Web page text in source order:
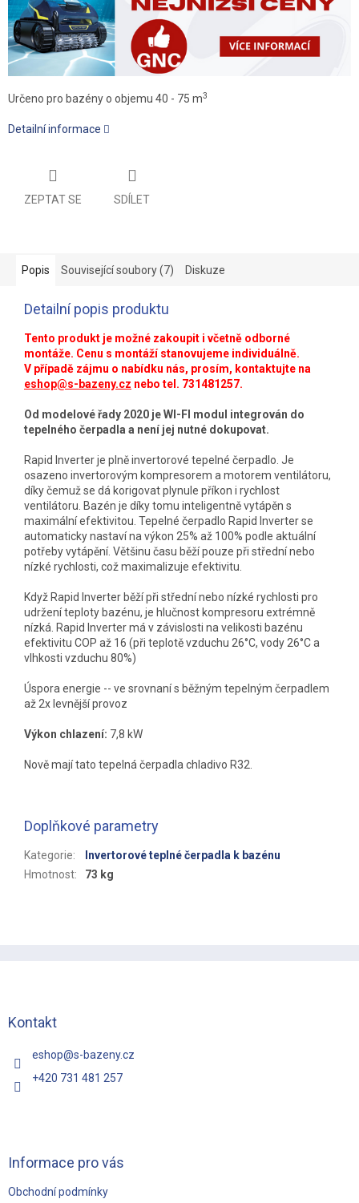
Určeno pro bazény o objemu 40 - 75 m3
Detailní informace
ZEPTAT SE SDÍLET
Popis Související soubory (7) Diskuze
Detailní popis produktu
Tento produkt je možné zakoupit i včetně odborné
montáže. Cenu s montáží stanovujeme individuálně.
V případě zájmu o nabídku nás, prosím, kontaktujte na
eshop@s-bazeny.cz nebo tel. 731481257.
Od modelové řady 2020 je WI-FI modul integrován do
tepelného čerpadla a není jej nutné dokupovat.
Rapid Inverter je plně invertorové tepelné čerpadlo. Je
osazeno invertorovým kompresorem a motorem ventilátoru,
díky čemuž se dá korigovat plynule příkon i rychlost
ventilátoru. Bazén je díky tomu inteligentně vytápěn s
maximální efektivitou. Tepelné čerpadlo Rapid Inverter se
automaticky nastaví na výkon 25% až 100% podle aktuální
potřeby vytápění. Většinu času běží pouze při střední nebo
nízké rychlosti, což maximalizuje efektivitu.
Když Rapid Inverter běží při střední nebo nízké rychlosti pro
udržení teploty bazénu, je hlučnost kompresoru extrémně
nízká. Rapid Inverter má v závislosti na velikosti bazénu
efektivitu COP až 16 (při teplotě vzduchu 26°C, vody 26°C a
vlhkosti vzduchu 80%)
Úspora energie -- ve srovnaní s běžným tepelným čerpadlem
až 2x levnější provoz
Výkon chlazení: 7,8 kW
Nově mají tato tepelná čerpadla chladivo R32.
Doplňkové parametry
Kategorie:
Invertorové teplné čerpadla k bazénu
Hmotnost: 73 kg
Kontakt
eshop@s-bazeny.cz
+420 731 481 257
Informace pro vás
Obchodní podmínky